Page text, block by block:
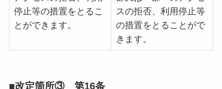
停止等の措置をとるこ
とができます。
スの拒否、利用停止等
の措置をとることがで
きます。
■改定箇所③ 第16条